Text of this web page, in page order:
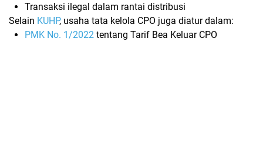
Transaksi ilegal dalam rantai distribusi
Selain KUHP, usaha tata kelola CPO juga diatur dalam:
PMK No. 1/2022 tentang Tarif Bea Keluar CPO